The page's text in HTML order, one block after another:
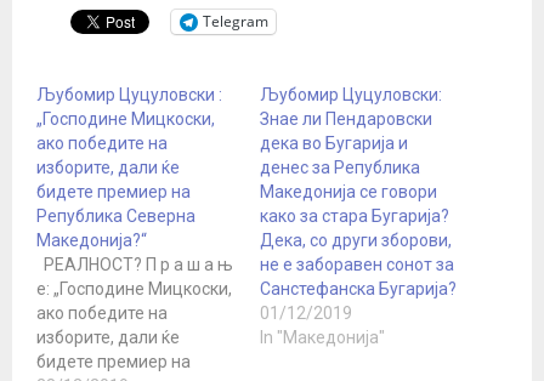
Telegram
Љубомир Цуцуловски :
„Господине Мицкоски,
ако победите на
изборите, дали ќе
бидете премиер на
Република Северна
Македонија?“
РЕАЛНОСТ? П р а ш а њ
е: „Господине Мицкоски,
ако победите на
изборите, дали ќе
бидете премиер на
Љубомир Цуцуловски:
Знае ли Пендаровски
дека во Бугарија и
денес за Република
Македонија се говори
како за стара Бугарија?
Дека, со други зборови,
не е заборавен сонот за
Санстефанска Бугарија?
01/12/2019
In "Македонија"